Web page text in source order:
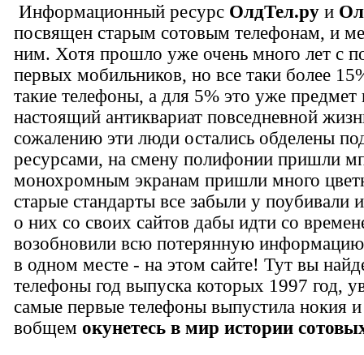
Информационный ресурс ОлдТел.ру и
посвящен старым сотовым телефонам, и
ним. Хотя прошло уже очень много лет с
первых мобильников, но все таки более
такие телефоны, а для 5% это уже предмет
настоящий антиквариат повседневной
сожалению эти люди остались обделены
ресурсами, на смену полифонии пришли
монохромным экранам пришли много
старые стандарты все забыли у
о них со своих сайтов дабы идти со
возобновили всю потерянную информацию
в одном месте - на этом сайте! Тут вы
телефоны год выпуска которых 1997 год,
самые первые телефоны выпустила нокия
вобщем окунетесь в мир истории